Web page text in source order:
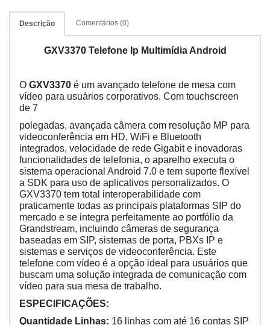
Descrição Comentários (0)
GXV3370 Telefone Ip Multimídia Android
O GXV3370 é um avançado telefone de mesa com
vídeo para usuários corporativos. Com touchscreen
de 7
polegadas, avançada câmera com resolução MP para
videoconferência em HD, WiFi e Bluetooth
integrados, velocidade de rede Gigabit e inovadoras
funcionalidades de telefonia, o aparelho executa o
sistema operacional Android 7.0 e tem suporte flexível
a SDK para uso de aplicativos personalizados. O
GXV3370 tem total interoperabilidade com
praticamente todas as principais plataformas SIP do
mercado e se integra perfeitamente ao portfólio da
Grandstream, incluindo câmeras de segurança
baseadas em SIP, sistemas de porta, PBXs IP e
sistemas e serviços de videoconferência. Este
telefone com vídeo é a opção ideal para usuários que
buscam uma solução integrada de comunicação com
vídeo para sua mesa de trabalho.
ESPECIFICAÇÕES:
Quantidade Linhas: 16 linhas com até 16 contas SIP